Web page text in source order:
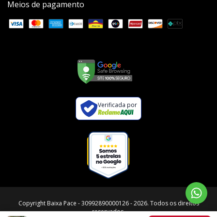
Meios de pagamento
Verificada por
Copyright Baixa Pace - 30992890000126 - 2026. Todos os direitos
reservados.